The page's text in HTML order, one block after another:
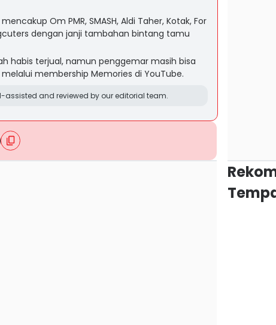
Om PMR, SMASH, Aldi Taher, Kotak, For
dengan janji tambahan bintang tamu
habis terjual, namun penggemar masih bisa
membership Memories di YouTube.
assisted and reviewed by our editorial team.